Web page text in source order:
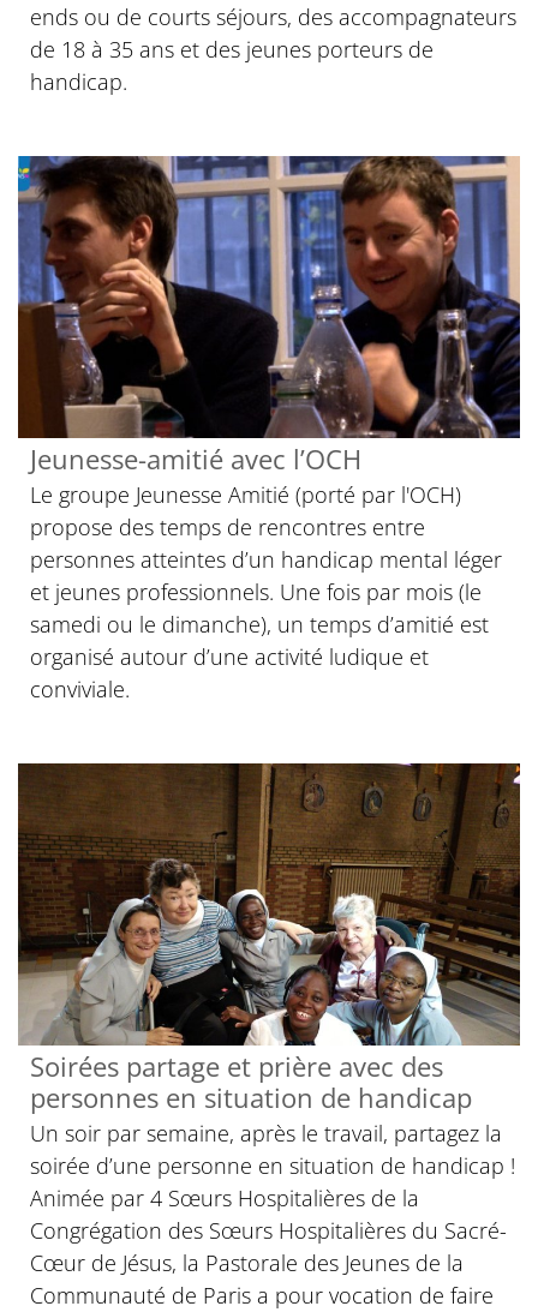
ends ou de courts séjours, des accompagnateurs
de 18 à 35 ans et des jeunes porteurs de
handicap.
Jeunesse-amitié avec l’OCH
Le groupe Jeunesse Amitié (porté par l'OCH)
propose des temps de rencontres entre
personnes atteintes d’un handicap mental léger
et jeunes professionnels. Une fois par mois (le
samedi ou le dimanche), un temps d’amitié est
organisé autour d’une activité ludique et
conviviale.
Soirées partage et prière avec des
personnes en situation de handicap
Un soir par semaine, après le travail, partagez la
soirée d’une personne en situation de handicap !
Animée par 4 Sœurs Hospitalières de la
Congrégation des Sœurs Hospitalières du Sacré-
Cœur de Jésus, la Pastorale des Jeunes de la
Communauté de Paris a pour vocation de faire